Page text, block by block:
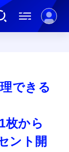
できる
枚から
ント開